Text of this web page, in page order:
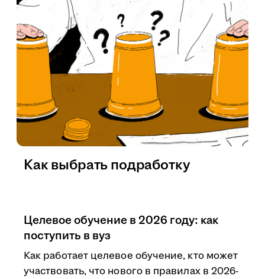
Как выбрать подработку
Целевое обучение в 2026 году: как
поступить в вуз
Как работает целевое обучение, кто может
участвовать, что нового в правилах в 2026-